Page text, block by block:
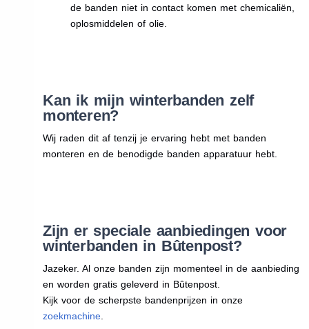
de banden niet in contact komen met chemicaliën,
oplosmiddelen of olie.
Kan ik mijn winterbanden zelf
monteren?
Wij raden dit af tenzij je ervaring hebt met banden
monteren en de benodigde banden apparatuur hebt.
Zijn er speciale aanbiedingen voor
winterbanden in Bûtenpost?
Jazeker. Al onze banden zijn momenteel in de aanbieding
en worden gratis geleverd in Bûtenpost.
Kijk voor de scherpste bandenprijzen in onze
zoekmachine.